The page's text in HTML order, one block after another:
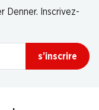
Denner. Inscrivez-
s’inscrire